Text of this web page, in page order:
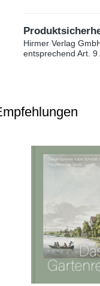
Hirmer Verlag
entsprechend Art. 9